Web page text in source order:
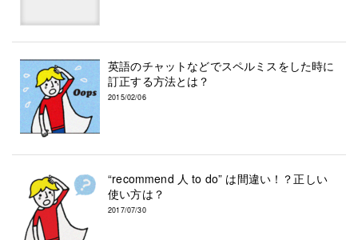
英語のチャットなどでスペルミスをした時に
訂正する方法とは？
2015/02/06
“recommend 人 to do” は間違い！？正しい
使い方は？
2017/07/30